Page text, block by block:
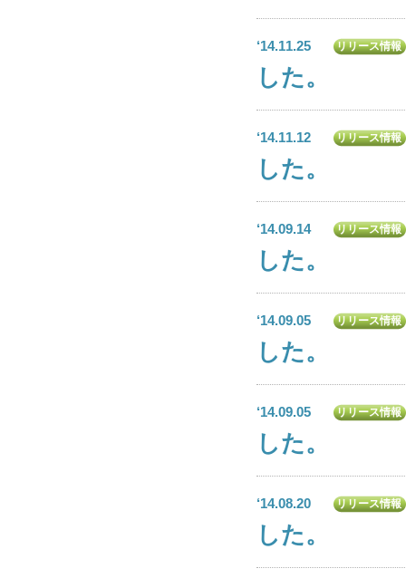
‘14.11.25 リリース情報
した。
‘14.11.12 リリース情報
した。
‘14.09.14 リリース情報
した。
‘14.09.05 リリース情報
した。
‘14.09.05 リリース情報
した。
‘14.08.20 リリース情報
した。